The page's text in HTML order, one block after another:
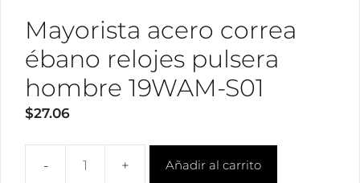
Mayorista acero correa
ébano relojes pulsera
hombre 19WAM-S01
$27.06
Mayorista
Añadir al carrito